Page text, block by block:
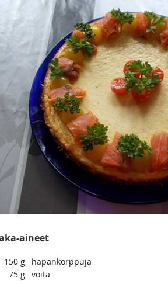
aineet
150 g
hapankorppuja
75 g voita